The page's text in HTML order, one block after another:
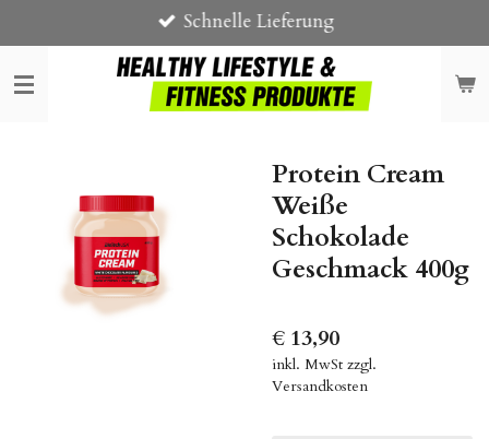
Hauptinhalt
springen
Schnelle Lieferung
Protein Cream
Weiße
Schokolade
Geschmack 400g
€ 13,90
inkl. MwSt zzgl.
Versandkosten